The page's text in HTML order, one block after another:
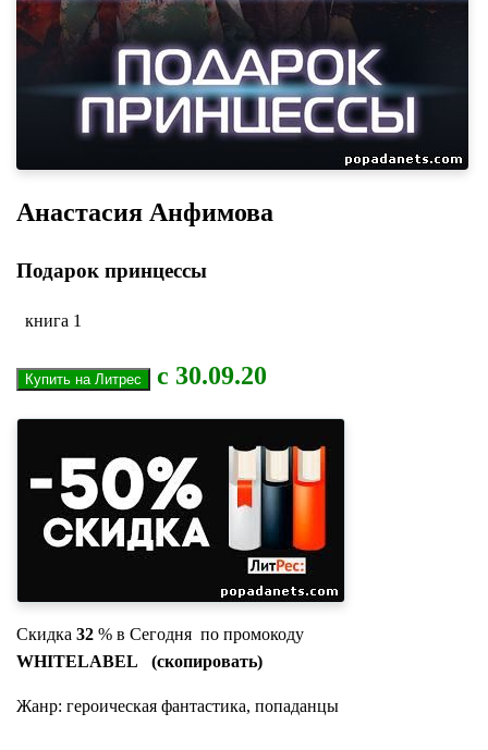
Анастасия Анфимова
Подарок принцессы
книга 1
с 30.09.20
Скидка 32 % в Сегодня по промокоду
WHITELABEL (скопировать)
Жанр: героическая фантастика, попаданцы